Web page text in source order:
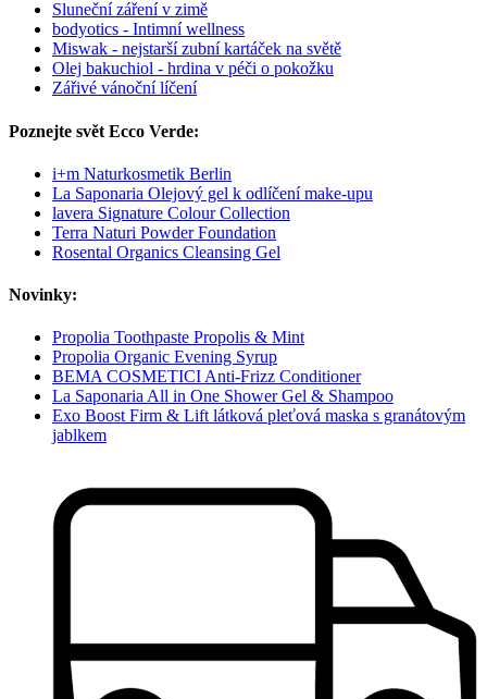
Sluneční záření v zimě
bodyotics - Intimní wellness
Miswak - nejstarší zubní kartáček na světě
Olej bakuchiol - hrdina v péči o pokožku
Zářivé vánoční líčení
Poznejte svět Ecco Verde:
i+m Naturkosmetik Berlin
La Saponaria Olejový gel k odlíčení make-upu
lavera Signature Colour Collection
Terra Naturi Powder Foundation
Rosental Organics Cleansing Gel
Novinky:
Propolia Toothpaste Propolis & Mint
Propolia Organic Evening Syrup
BEMA COSMETICI Anti-Frizz Conditioner
La Saponaria All in One Shower Gel & Shampoo
Exo Boost Firm & Lift látková pleťová maska s granátovým
jablkem